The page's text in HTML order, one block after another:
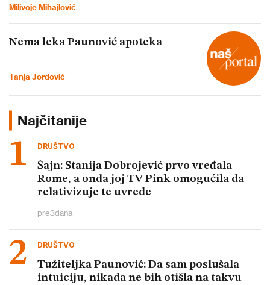
Milivoje Mihajlović
Nema leka Paunović apoteka
Tanja Jordović
Najčitanije
DRUŠTVO
Šajn: Stanija Dobrojević prvo vređala
Rome, a onda joj TV Pink omogućila da
relativizuje te uvrede
pre3dana
DRUŠTVO
Tužiteljka Paunović: Da sam poslušala
intuiciju, nikada ne bih otišla na takvu